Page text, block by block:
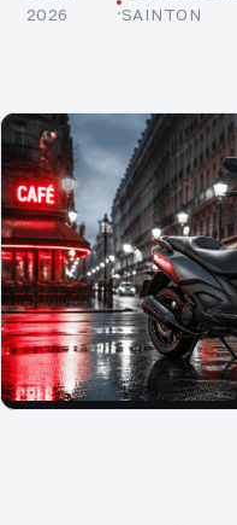
2026
·SAINTON